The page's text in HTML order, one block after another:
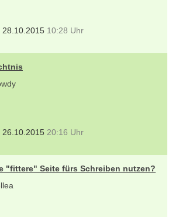
28.10.2015 10:28 Uhr
26.10.2015 20:16 Uhr
"fittere" Seite fürs Schreiben nutzen?